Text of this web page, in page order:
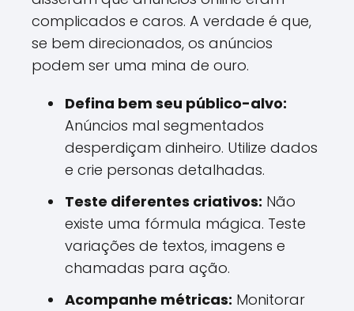
complicados e caros. A verdade é que,
se bem direcionados, os anúncios
podem ser uma mina de ouro.
Defina bem seu público-alvo:
Anúncios mal segmentados
desperdiçam dinheiro. Utilize dados
e crie personas detalhadas.
Teste diferentes criativos: Não
existe uma fórmula mágica. Teste
variações de textos, imagens e
chamadas para ação.
Acompanhe métricas: Monitorar